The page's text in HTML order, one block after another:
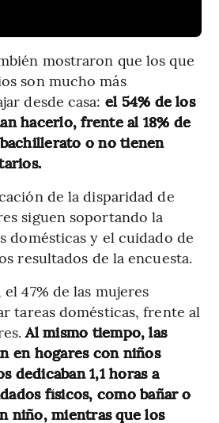
mostraron que los que
son mucho más
desde casa: el 54% de los
hacerlo, frente al 18% de
o no tienen
de la disparidad de
siguen soportando la
domésticas y el cuidado de
resultados de la encuesta.
47% de las mujeres
tareas domésticas, frente al
Al mismo tiempo, las
en hogares con niños
dedicaban 1,1 horas a
físicos, como bañar o
niño, mientras que los